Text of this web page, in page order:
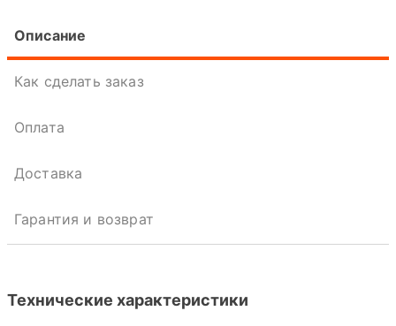
Описание
Как сделать заказ
Оплата
Доставка
Гарантия и возврат
Технические характеристики